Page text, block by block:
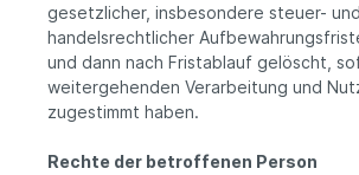
gesetzlicher, insbesondere steuer- und
handelsrechtlicher
und dann nach Fristablauf gelöscht,
weitergehenden Verarbeitung und
zugestimmt haben.
Rechte der betroffenen Person